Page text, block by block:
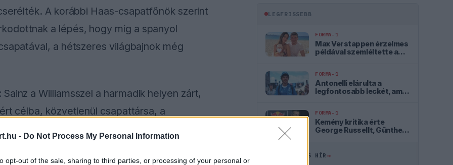
- Do Not Process My Personal Information
opt-out of the sale, sharing to third parties, or processing of your personal or
A korábbi Haas-csapatfőnök szerint
a lépés, hogy míg a spanyol
a hétszeres világbajnok még
a Williamsszel a harmadik helyen zárt,
célba, közvetlenül csapattársa, a
LEGFRISSEBB
FORMA-1
Max Verstappen érzelmes
példával szemléltette a
FORMA-1
Antonelli elárulta a
legfontosabb leckét, amit
FORMA-1
Kemény kritika érte
George Russellt, Günther
ÖSSZES FRISS HÍR→